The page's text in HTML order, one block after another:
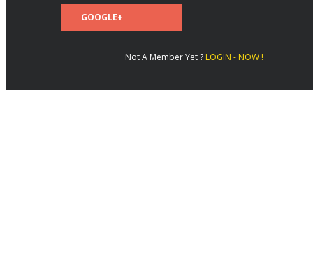
GOOGLE+
Not A Member Yet ? LOGIN - NOW !